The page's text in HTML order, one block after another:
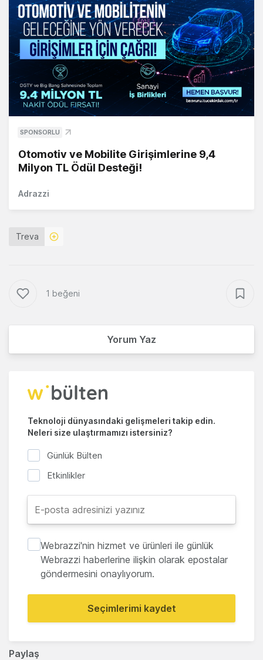
Paylaş
SPONSORLU
Otomotiv ve Mobilite Girişimlerine 9,4
Milyon TL Ödül Desteği!
Adrazzi
Treva
1 beğeni
Yorum Yaz
Teknoloji dünyasındaki gelişmeleri takip edin.
Neleri size ulaştırmamızı istersiniz?
Günlük Bülten
Etkinlikler
Webrazzi'nin hizmet ve ürünleri ile günlük
Webrazzi haberlerine ilişkin olarak epostalar
göndermesini onaylıyorum.
Seçimlerimi kaydet